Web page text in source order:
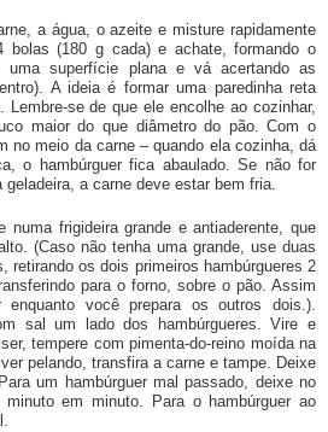
a água, o azeite e misture rapidamente
(180 g cada) e achate, formando o
uma superfície plana e vá acertando as
A ideia é formar uma paredinha reta
Lembre-se de que ele encolhe ao cozinhar,
maior do que diâmetro do pão. Com o
no meio da carne – quando ela cozinha, dá
o hambúrguer fica abaulado. Se não for
a carne deve estar bem fria.
numa frigideira grande e antiaderente, que
(Caso não tenha uma grande, use duas
retirando os dois primeiros hambúrgueres 2
para o forno, sobre o pão. Assim
enquanto você prepara os outros dois.).
sal um lado dos hambúrgueres. Vire e
tempere com pimenta-do-reino moída na
pelando, transfira a carne e tampe. Deixe
um hambúrguer mal passado, deixe no
em minuto. Para o hambúrguer ao